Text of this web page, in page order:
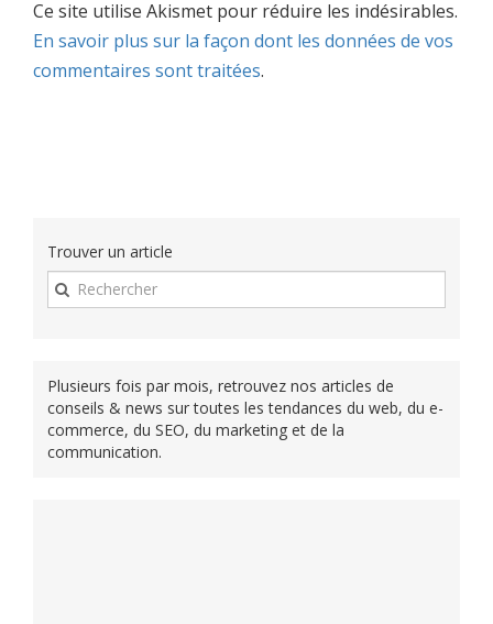
Ce site utilise Akismet pour réduire les indésirables.
En savoir plus sur la façon dont les données de vos
commentaires sont traitées.
Trouver un article
Plusieurs fois par mois, retrouvez nos articles de
conseils & news sur toutes les tendances du web, du e-
commerce, du SEO, du marketing et de la
communication.